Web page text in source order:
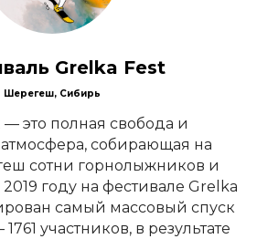
Grelka Fest
Шерегеш, Сибирь
— это полная свобода и
собирающая на
сотни горнолыжников и
году на фестивале Grelka
самый массовый спуск
участников, в результате